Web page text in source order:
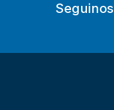
Seguinos